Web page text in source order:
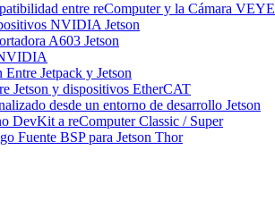
entre reComputer y la Cámara VEYE
NVIDIA Jetson
A603 Jetson
Jetpack y Jetson
Jetson y dispositivos EtherCAT
desde un entorno de desarrollo Jetson
DevKit a reComputer Classic / Super
Fuente BSP para Jetson Thor